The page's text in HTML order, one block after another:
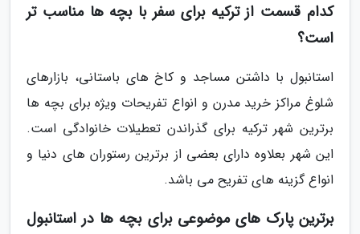
کدام قسمت از ترکیه برای سفر با بچه ها مناسب تر
است؟
استانبول با داشتن مساجد و کاخ های باستانی، بازارهای
شلوغ مراکز خرید مدرن و انواع تفریحات ویژه برای بچه ها
برترین شهر ترکیه برای گذراندن تعطیلات خانوادگی است.
این شهر بعلاوه دارای بعضی از برترین رستوران های دنیا و
انواع گزینه های تفریح می باشد.
برترین پارک های موضوعی برای بچه ها در استانبول